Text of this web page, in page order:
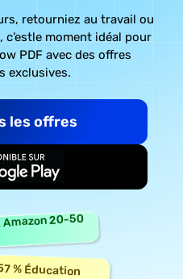
retourniez au travail ou
le moment idéal pour
PDF avec des offres
exclusives.
les offres
20-50
% Éducation